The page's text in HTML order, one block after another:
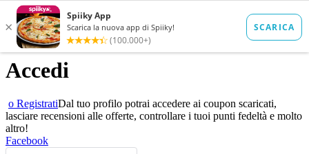
Accedi
o RegistratiDal tuo profilo potrai accedere ai coupon scaricati,
lasciare recensioni alle offerte, controllare i tuoi punti fedeltà e molto
altro!
Facebook